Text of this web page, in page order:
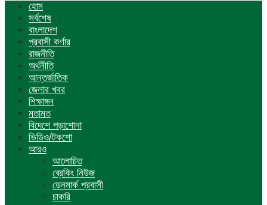
হোম
সর্বশেষ
বাংলাদেশ
প্রবাসী কর্ণার
রাজনীতি
অর্থনীতি
আন্তর্জাতিক
জেলার খবর
শিক্ষাঙ্গন
মতামত
বিদেশে পড়াশোনা
ভিডিও/টকশো
আরও
আলোচিত
ব্রেকিং নিউজ
ডেনমার্ক প্রবাসী
চাকরি